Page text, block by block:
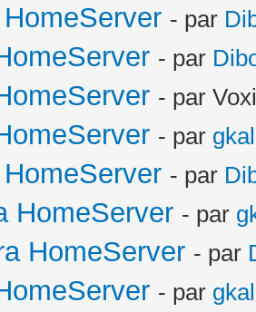
- par
- par
- par
- par
- par
HomeServer - par
HomeServer - par
- par